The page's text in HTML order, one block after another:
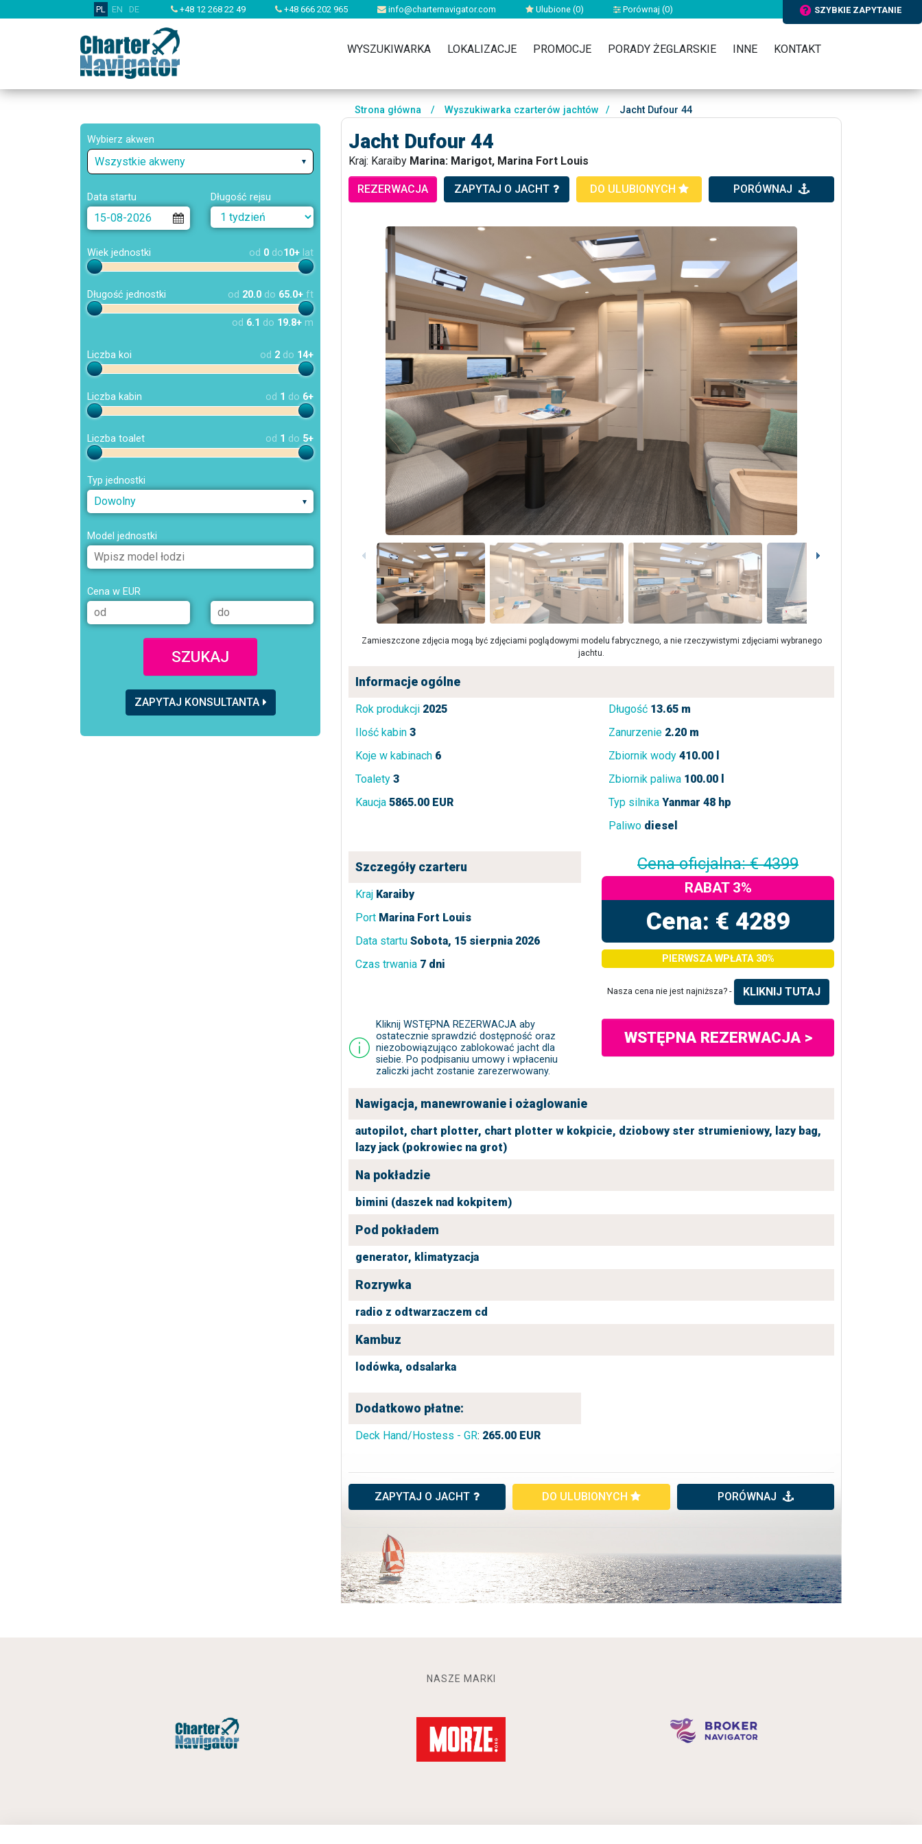
PL EN DE +48 12 268 22 49 +48 666 202 965 info@charternavigator.com Ulubione (0) Porównaj (0) SZYBKIE ZAPYTANIE
WYSZUKIWARKA LOKALIZACJE PROMOCJE PORADY ŻEGLARSKIE INNE KONTAKT
Wybierz akwen
Wszystkie akweny
Data startu Długość rejsu
Wiek jednostki od 0 do10+ lat
Długość jednostki od 20.0 do 65.0+ ft
od 6.1 do 19.8+ m
Liczba koi od 2 do 14+
Liczba kabin od 1 do 6+
Liczba toalet od 1 do 5+
Typ jednostki
Dowolny
Model jednostki
Cena w EUR
SZUKAJ
ZAPYTAJ KONSULTANTA
Strona główna / Wyszukiwarka czarterów jachtów / Jacht Dufour 44
Jacht Dufour 44
Kraj: Karaiby Marina: Marigot, Marina Fort Louis
REZERWACJA ZAPYTAJ O JACHT DO ULUBIONYCH PORÓWNAJ
Zamieszczone zdjęcia mogą być zdjęciami poglądowymi modelu fabrycznego, a nie rzeczywistymi zdjęciami wybranego
jachtu.
Informacje ogólne
Rok produkcji 2025
Ilość kabin 3
Koje w kabinach 6
Toalety 3
Kaucja 5865.00 EUR
Długość 13.65 m
Zanurzenie 2.20 m
Zbiornik wody 410.00 l
Zbiornik paliwa 100.00 l
Typ silnika Yanmar 48 hp
Paliwo diesel
Szczegóły czarteru
Kraj Karaiby
Port Marina Fort Louis
Data startu Sobota, 15 sierpnia 2026
Czas trwania 7 dni
Cena oficjalna: € 4399
RABAT 3%
Cena: € 4289
PIERWSZA WPŁATA 30%
Nasza cena nie jest najniższa? - KLIKNIJ TUTAJ
Kliknij WSTĘPNA REZERWACJA aby
ostatecznie sprawdzić dostępność oraz
niezobowiązująco zablokować jacht dla
siebie. Po podpisaniu umowy i wpłaceniu
zaliczki jacht zostanie zarezerwowany.
WSTĘPNA REZERWACJA >
Nawigacja, manewrowanie i ożaglowanie
autopilot, chart plotter, chart plotter w kokpicie, dziobowy ster strumieniowy, lazy bag,
lazy jack (pokrowiec na grot)
Na pokładzie
bimini (daszek nad kokpitem)
Pod pokładem
generator, klimatyzacja
Rozrywka
radio z odtwarzaczem cd
Kambuz
lodówka, odsalarka
Dodatkowo płatne:
Deck Hand/Hostess - GR: 265.00 EUR
ZAPYTAJ O JACHT DO ULUBIONYCH PORÓWNAJ
NASZE MARKI